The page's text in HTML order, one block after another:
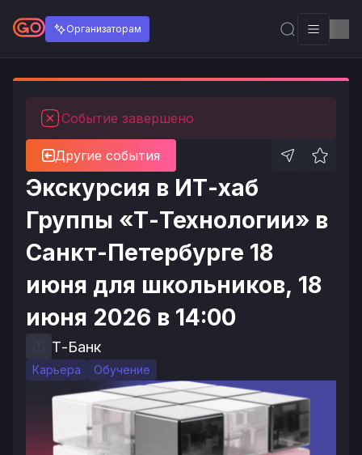
Организаторам
Событие завершено
Другие события
Экскурсия в ИТ-хаб
Группы «Т-Технологии» в
Санкт-Петербурге 18
июня для школьников, 18
июня 2026 в 14:00
Т-Банк
Карьера Обучение